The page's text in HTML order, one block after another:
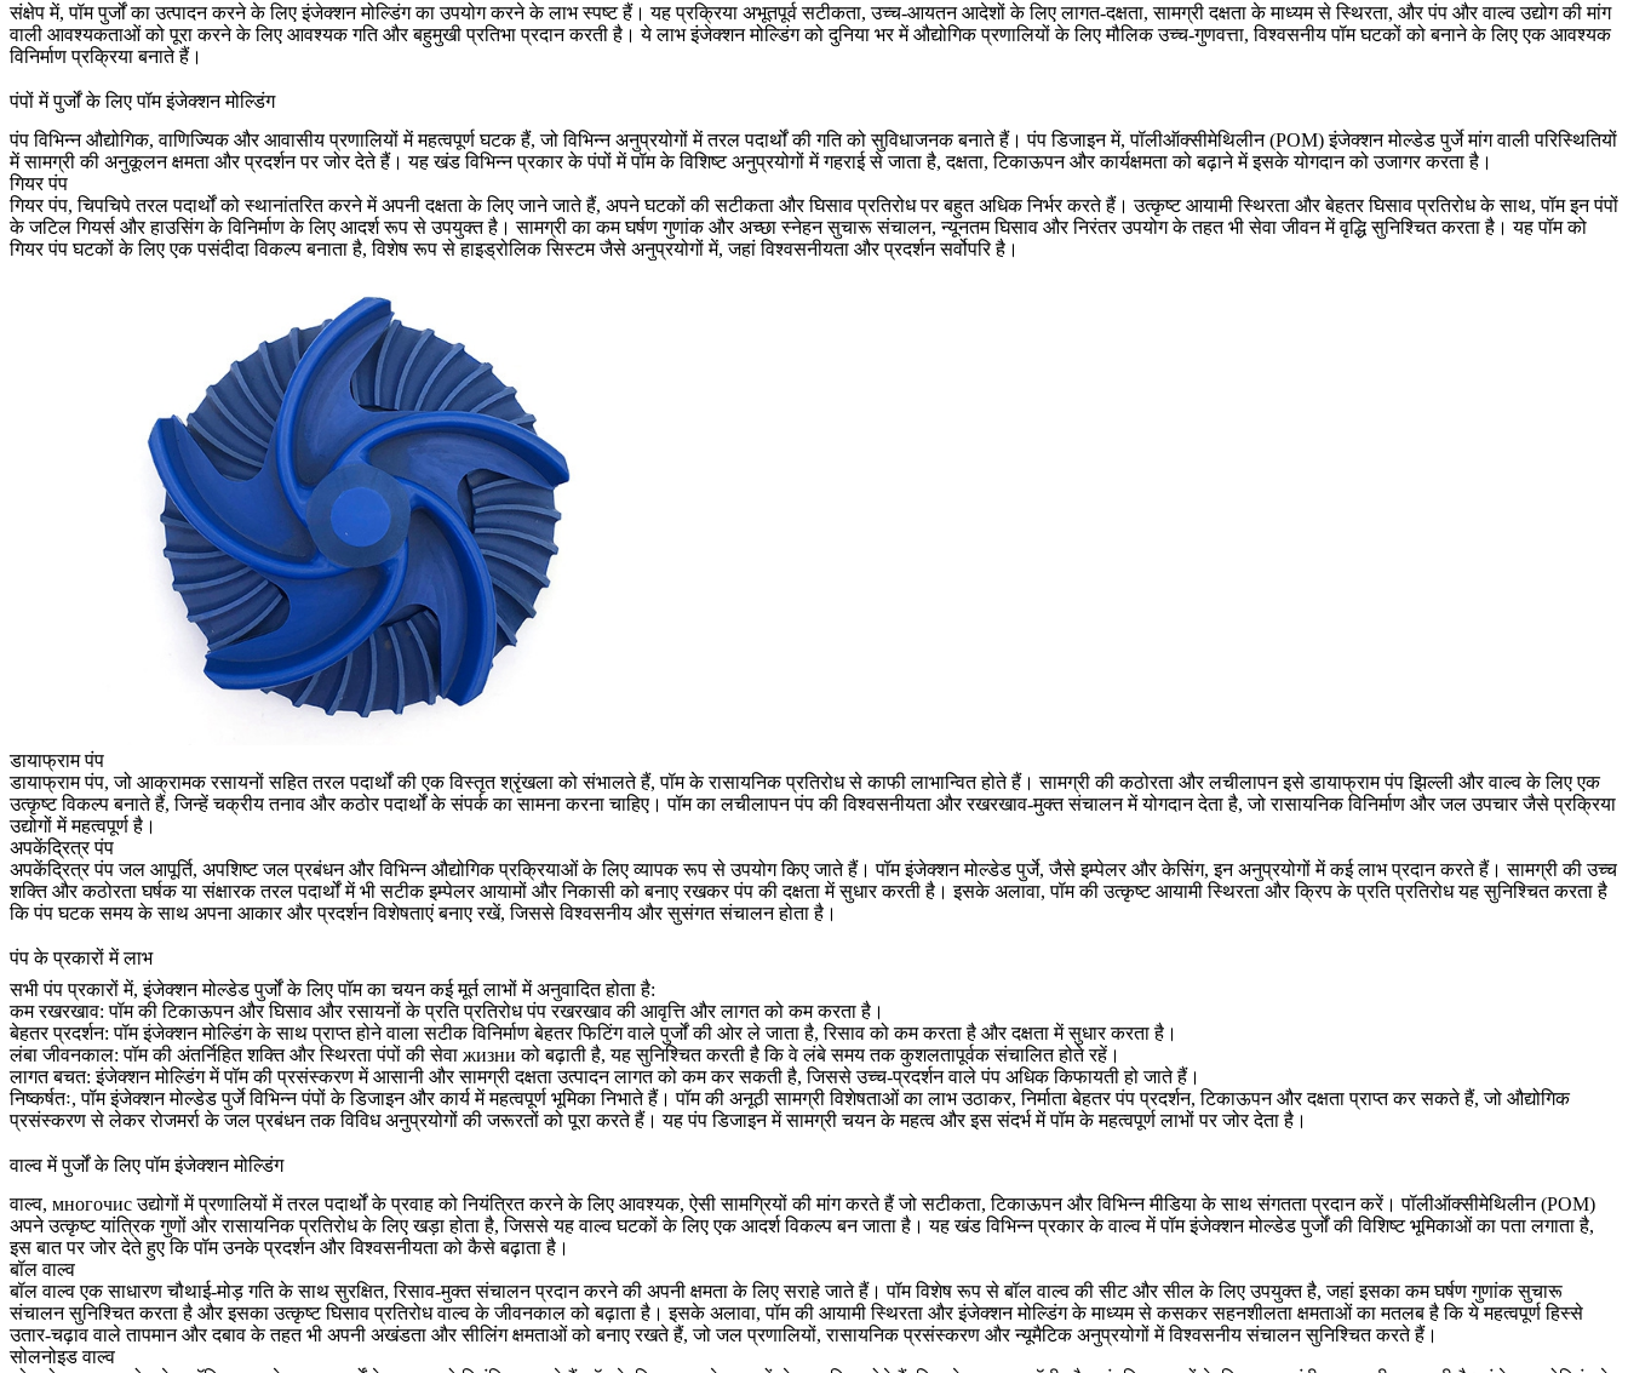
संक्षेप में, पॉम पुर्जों का उत्पादन करने के लिए इंजेक्शन मोल्डिंग का उपयोग करने के लाभ स्पष्ट हैं। यह प्रक्रिया अभूतपूर्व सटीकता, उच्च-आयतन आदेशों के लिए लागत-दक्षता, सामग्री दक्षता के माध्यम से स्थिरता, और पंप और वाल्व उद्योग की मांग
वाली आवश्यकताओं को पूरा करने के लिए आवश्यक गति और बहुमुखी प्रतिभा प्रदान करती है। ये लाभ इंजेक्शन मोल्डिंग को दुनिया भर में औद्योगिक प्रणालियों के लिए मौलिक उच्च-गुणवत्ता, विश्वसनीय पॉम घटकों को बनाने के लिए एक आवश्यक
विनिर्माण प्रक्रिया बनाते हैं।
पंपों मेंपुर्जोंके लिए पॉम इंजेक्शन मोल्डिंग
पंप विभिन्न औद्योगिक, वाणिज्यिक और आवासीय प्रणालियों में महत्वपूर्ण घटक हैं, जो विभिन्न अनुप्रयोगों में तरल पदार्थों की गति को सुविधाजनक बनाते हैं। पंप डिजाइन में, पॉलीऑक्सीमेथिलीन (POM) इंजेक्शन मोल्डेड पुर्जे मांग वाली परिस्थितियों
में सामग्री की अनुकूलन क्षमता और प्रदर्शन पर जोर देते हैं। यह खंड विभिन्न प्रकार के पंपों में पॉम के विशिष्ट अनुप्रयोगों में गहराई से जाता है, दक्षता, टिकाऊपन और कार्यक्षमता को बढ़ाने में इसके योगदान को उजागर करता है।
गियर पंप
गियर पंप, चिपचिपे तरल पदार्थों को स्थानांतरित करने में अपनी दक्षता के लिए जाने जाते हैं, अपने घटकों की सटीकता और घिसाव प्रतिरोध पर बहुत अधिक निर्भर करते हैं। उत्कृष्ट आयामी स्थिरता और बेहतर घिसाव प्रतिरोध के साथ, पॉम इन पंपों
के जटिल गियर्स और हाउसिंग के विनिर्माण के लिए आदर्श रूप से उपयुक्त है। सामग्री का कम घर्षण गुणांक और अच्छा स्नेहन सुचारू संचालन, न्यूनतम घिसाव और निरंतर उपयोग के तहत भी सेवा जीवन में वृद्धि सुनिश्चित करता है। यह पॉम को
गियर पंप घटकों के लिए एक पसंदीदा विकल्प बनाता है, विशेष रूप से हाइड्रोलिक सिस्टम जैसे अनुप्रयोगों में, जहां विश्वसनीयता और प्रदर्शन सर्वोपरि है।
डायाफ्राम पंप
डायाफ्राम पंप, जो आक्रामक रसायनों सहित तरल पदार्थों की एक विस्तृत श्रृंखला को संभालते हैं, पॉम के रासायनिक प्रतिरोध से काफी लाभान्वित होते हैं। सामग्री की कठोरता और लचीलापन इसे डायाफ्राम पंप झिल्ली और वाल्व के लिए एक
उत्कृष्ट विकल्प बनाते हैं, जिन्हें चक्रीय तनाव और कठोर पदार्थों के संपर्क का सामना करना चाहिए। पॉम का लचीलापन पंप की विश्वसनीयता और रखरखाव-मुक्त संचालन में योगदान देता है, जो रासायनिक विनिर्माण और जल उपचार जैसे प्रक्रिया
उद्योगों में महत्वपूर्ण है।
अपकेंद्रित्र पंप
अपकेंद्रित्र पंप जल आपूर्ति, अपशिष्ट जल प्रबंधन और विभिन्न औद्योगिक प्रक्रियाओं के लिए व्यापक रूप से उपयोग किए जाते हैं। पॉम इंजेक्शन मोल्डेड पुर्जे, जैसे इम्पेलर और केसिंग, इन अनुप्रयोगों में कई लाभ प्रदान करते हैं। सामग्री की उच्च
शक्ति और कठोरता घर्षक या संक्षारक तरल पदार्थों में भी सटीक इम्पेलर आयामों और निकासी को बनाए रखकर पंप की दक्षता में सुधार करती है। इसके अलावा, पॉम की उत्कृष्ट आयामी स्थिरता और क्रिप के प्रति प्रतिरोध यह सुनिश्चित करता है
कि पंप घटक समय के साथ अपना आकार और प्रदर्शन विशेषताएं बनाए रखें, जिससे विश्वसनीय और सुसंगत संचालन होता है।
पंप के प्रकारों में लाभ
सभी पंप प्रकारों में, इंजेक्शन मोल्डेड पुर्जों के लिए पॉम का चयन कई मूर्त लाभों में अनुवादित होता है:
कम रखरखाव: पॉम की टिकाऊपन और घिसाव और रसायनों के प्रति प्रतिरोध पंप रखरखाव की आवृत्ति और लागत को कम करता है।
बेहतर प्रदर्शन: पॉम इंजेक्शन मोल्डिंग के साथ प्राप्त होने वाला सटीक विनिर्माण बेहतर फिटिंग वाले पुर्जों की ओर ले जाता है, रिसाव को कम करता है और दक्षता में सुधार करता है।
लंबा जीवनकाल: पॉम की अंतर्निहित शक्ति और स्थिरता पंपों की सेवा жизни को बढ़ाती है, यह सुनिश्चित करती है कि वे लंबे समय तक कुशलतापूर्वक संचालित होते रहें।
लागत बचत: इंजेक्शन मोल्डिंग में पॉम की प्रसंस्करण में आसानी और सामग्री दक्षता उत्पादन लागत को कम कर सकती है, जिससे उच्च-प्रदर्शन वाले पंप अधिक किफायती हो जाते हैं।
निष्कर्षतः, पॉम इंजेक्शन मोल्डेड पुर्जे विभिन्न पंपों के डिजाइन और कार्य में महत्वपूर्ण भूमिका निभाते हैं। पॉम की अनूठी सामग्री विशेषताओं का लाभ उठाकर, निर्माता बेहतर पंप प्रदर्शन, टिकाऊपन और दक्षता प्राप्त कर सकते हैं, जो औद्योगिक
प्रसंस्करण से लेकर रोजमर्रा के जल प्रबंधन तक विविध अनुप्रयोगों की जरूरतों को पूरा करते हैं। यह पंप डिजाइन में सामग्री चयन के महत्व और इस संदर्भ में पॉम के महत्वपूर्ण लाभों पर जोर देता है।
वाल्व मेंपुर्जोंके लिए पॉम इंजेक्शन मोल्डिंग
वाल्व, многочис उद्योगों में प्रणालियों में तरल पदार्थों के प्रवाह को नियंत्रित करने के लिए आवश्यक, ऐसी सामग्रियों की मांग करते हैं जो सटीकता, टिकाऊपन और विभिन्न मीडिया के साथ संगतता प्रदान करें। पॉलीऑक्सीमेथिलीन (POM)
अपने उत्कृष्ट यांत्रिक गुणों और रासायनिक प्रतिरोध के लिए खड़ा होता है, जिससे यह वाल्व घटकों के लिए एक आदर्श विकल्प बन जाता है। यह खंड विभिन्न प्रकार के वाल्व में पॉम इंजेक्शन मोल्डेड पुर्जों की विशिष्ट भूमिकाओं का पता लगाता है,
इस बात पर जोर देते हुए कि पॉम उनके प्रदर्शन और विश्वसनीयता को कैसे बढ़ाता है।
बॉल वाल्व
बॉल वाल्व एक साधारण चौथाई-मोड़ गति के साथ सुरक्षित, रिसाव-मुक्त संचालन प्रदान करने की अपनी क्षमता के लिए सराहे जाते हैं। पॉम विशेष रूप से बॉल वाल्व की सीट और सील के लिए उपयुक्त है, जहां इसका कम घर्षण गुणांक सुचारू
संचालन सुनिश्चित करता है और इसका उत्कृष्ट घिसाव प्रतिरोध वाल्व के जीवनकाल को बढ़ाता है। इसके अलावा, पॉम की आयामी स्थिरता और इंजेक्शन मोल्डिंग के माध्यम से कसकर सहनशीलता क्षमताओं का मतलब है कि ये महत्वपूर्ण हिस्से
उतार-चढ़ाव वाले तापमान और दबाव के तहत भी अपनी अखंडता और सीलिंग क्षमताओं को बनाए रखते हैं, जो जल प्रणालियों, रासायनिक प्रसंस्करण और न्यूमैटिक अनुप्रयोगों में विश्वसनीय संचालन सुनिश्चित करते हैं।
सोलनोइड वाल्व